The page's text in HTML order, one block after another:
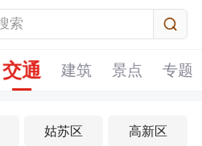
交通 建筑 景点 专题
姑苏区 高新区